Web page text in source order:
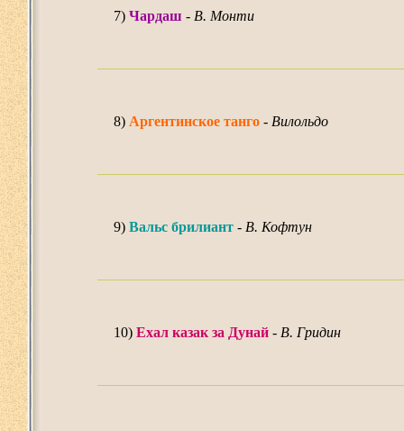
7) Чардaш - В. Монти
8) Аргентинское танго - Вилольдо
9) Вальс брилиант - В. Кофтун
10) Ехал казак за Дунай - В. Гридин